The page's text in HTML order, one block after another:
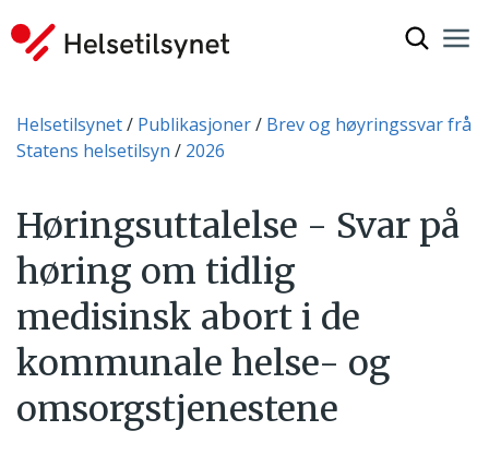
Du er her:
Helsetilsynet Publikasjoner
Brev og høyringssvar frå
Statens helsetilsyn
2026
Høringsuttalelse - Svar på
høring om tidlig
medisinsk abort i de
kommunale helse- og
omsorgstjenestene